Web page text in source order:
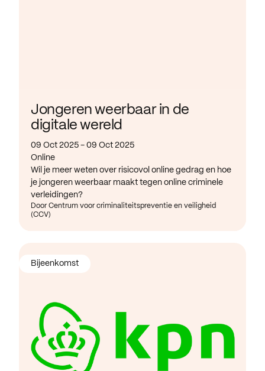
Jongeren weerbaar in de
digitale wereld
09 Oct 2025 - 09 Oct 2025
Online
Wil je meer weten over risicovol online gedrag en hoe
je jongeren weerbaar maakt tegen online criminele
verleidingen?
Door Centrum voor criminaliteitspreventie en veiligheid
(CCV)
Bijeenkomst